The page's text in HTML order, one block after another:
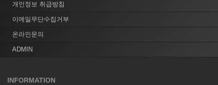
개인정보 취급방침
이메일무단수집거부
온라인문의
ADMIN
INFORMATION